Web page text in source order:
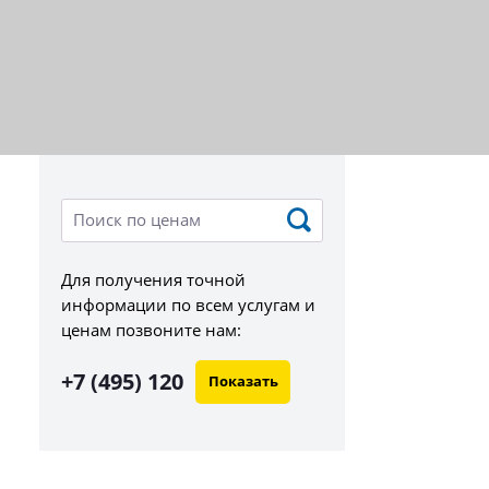
Для получения точной
информации по всем услугам и
ценам позвоните нам:
+7 (495) 120 Показать